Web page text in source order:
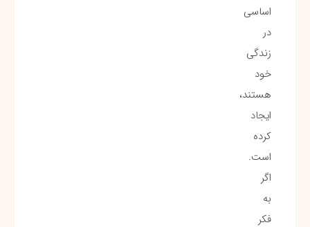
اساسی
در
زندگی
خود
هستند،
ایجاد
کرده
است.
اگر
به
فکر